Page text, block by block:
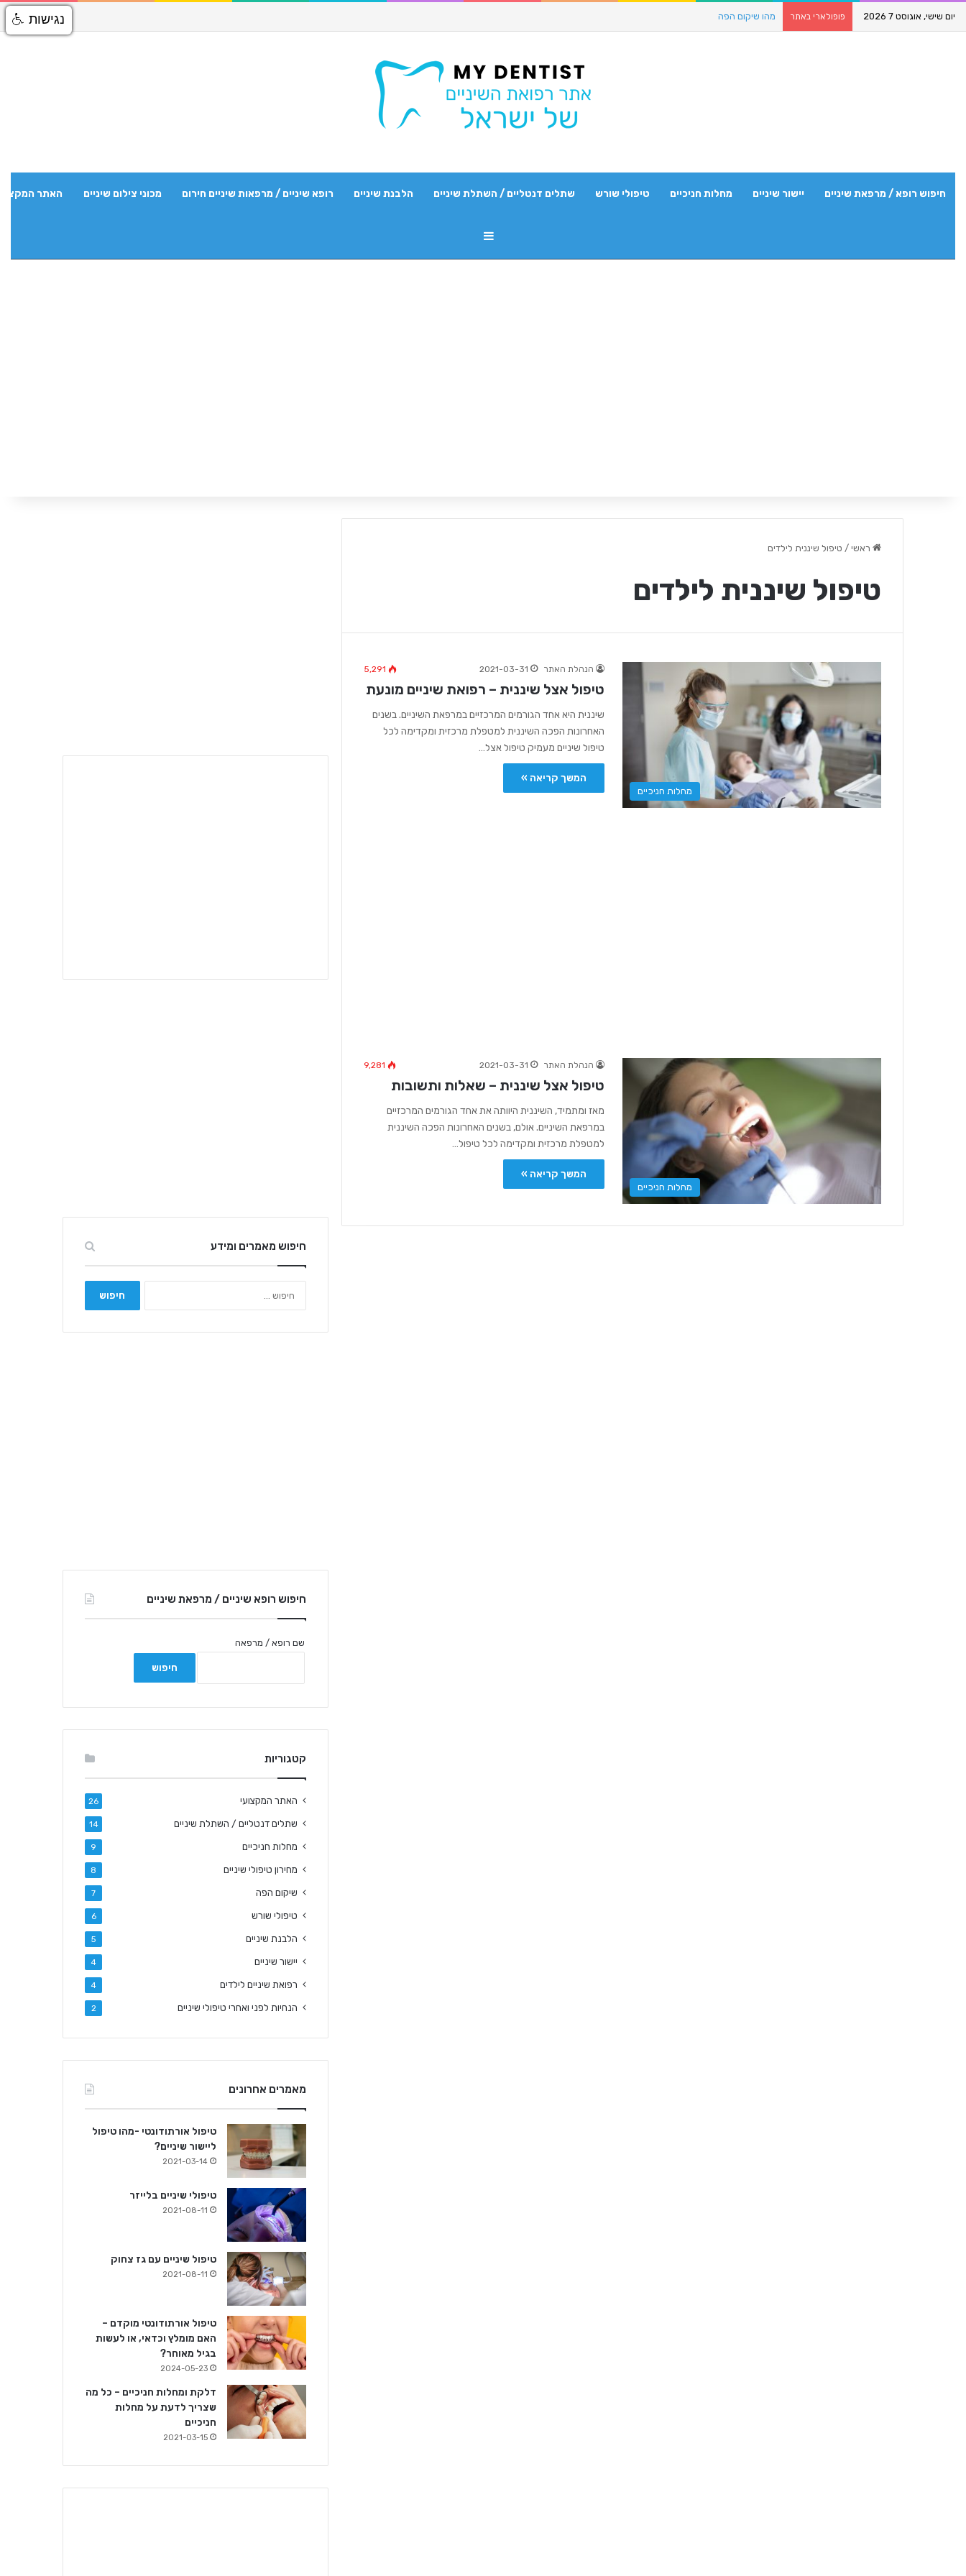
יום שישי, אוגוסט 7 2026 פופולארי באתר מהו שיקום הפה
חיפוש רופא / מרפאת שיניים יישור שיניים מחלות חניכיים טיפולי שורש שתלים דנטליים / השתלת שיניים הלבנת שיניים רופא שיניים / מרפאות שיניים חירום מכוני צילום שיניים האתר
ראשי / טיפול שיננית לילדים
טיפול שיננית לילדים
מחלות חניכיים
הנהלת האתר 2021-03-31
5,291
טיפול אצל שיננית – רפואת שיניים מונעת
שיננית היא אחד הגורמים המרכזיים במרפאת השיניים. בשנים
האחרונות הפכה השיננית למטפלת מרכזית ומקדימה לכל
טיפול שיניים מעמיק טיפול אצל…
המשך קריאה »
מחלות חניכיים
הנהלת האתר 2021-03-31
9,281
טיפול אצל שיננית – שאלות ותשובות
מאז ומתמיד, השיננית היוותה את אחד הגורמים המרכזיים
במרפאת השיניים. אולם, בשנים האחרונות הפכה השיננית
למטפלת מרכזית ומקדימה לכל טיפול…
המשך קריאה »
חיפוש מאמרים ומידע
ו
חיפוש רופא שיניים / מרפאת שיניים
שם רופא / מרפאה
קטגוריות
האתר המקצועי 26
שתלים דנטליים / השתלת שיניים 14
מחלות חניכיים 9
מחירון טיפולי שיניים 8
שיקום הפה 7
טיפולי שורש 6
הלבנת שיניים 5
יישור שיניים 4
רפואת שיניים לילדים 4
הנחיות לפני ואחרי טיפולי שיניים 2
מאמרים אחרונים
טיפול אורתודונטי -מהו טיפול
ליישור שיניים?
2021-03-14
טיפולי שיניים בלייזר
2021-08-11
טיפול שיניים עם גז צחוק
2021-08-11
טיפול אורתודונטי מוקדם –
האם מומלץ וכדאי, או לעשות
בגיל מאוחר?
2024-05-23
דלקת ומחלות חניכיים – כל מה
שצריך לדעת על מחלות
חניכיים
2021-03-15
נגישות